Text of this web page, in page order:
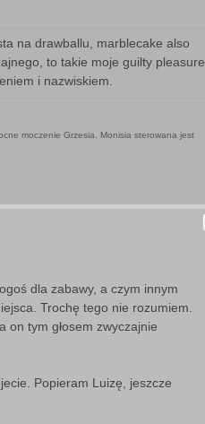
na drawballu, marblecake also
to takie moje guilty pleasure.
i nazwiskiem.
moczenie Grzesia. Monisia sterowana jest
dla zabawy, a czym innym
Trochę tego nie rozumiem.
on tym głosem zwyczajnie
Popieram Luizę, jeszcze